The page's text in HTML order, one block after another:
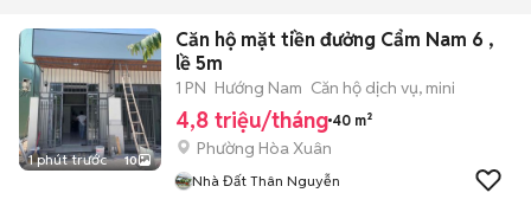
1 phút trước 10
Căn hộ mặt tiền đưởng Cẩm Nam 6 ,
lề 5m
1 PN Hướng Nam Căn hộ dịch vụ, mini
4,8 triệu/tháng 40 m²
Phường Hòa Xuân
Nhà Đất Thân Nguyễn